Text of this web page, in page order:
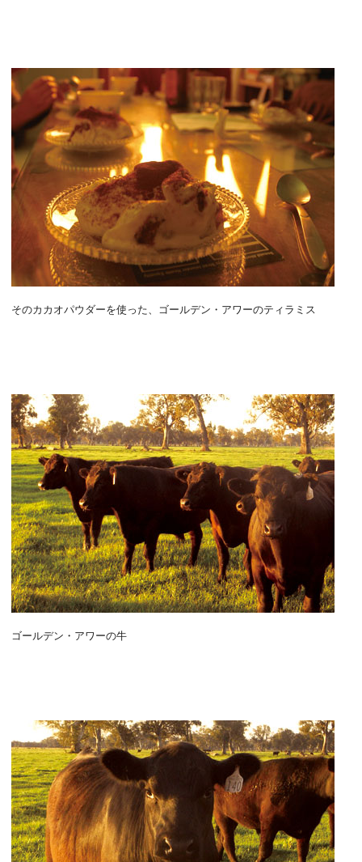
そのカカオパウダーを使った、ゴールデン・アワーのティラミス
ゴールデン・アワーの牛